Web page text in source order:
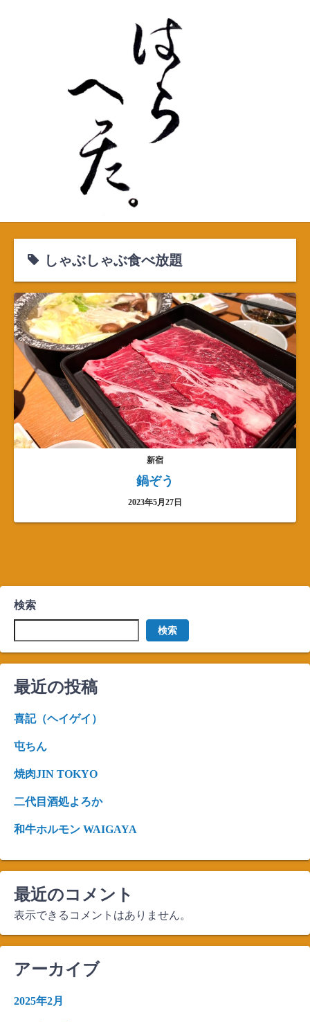
しゃぶしゃぶ食べ放題
新宿
鍋ぞう
2023年5月27日
検索
検索
最近の投稿
喜記（ヘイゲイ）
屯ちん
焼肉JIN TOKYO
二代目酒処よろか
和牛ホルモン WAIGAYA
最近のコメント
表示できるコメントはありません。
アーカイブ
2025年2月